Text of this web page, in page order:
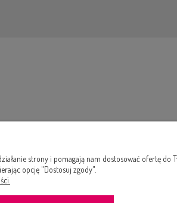
strony i pomagają nam dostosować ofertę
opcję "Dostosuj zgody".